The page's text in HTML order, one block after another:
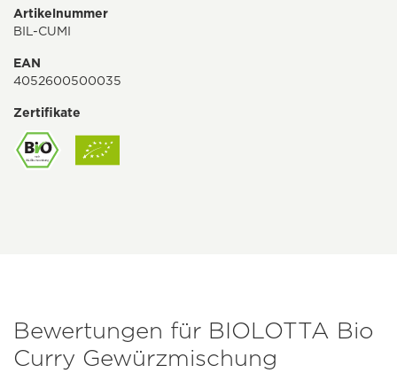
Artikelnummer
BIL-CUMI
EAN
4052600500035
Zertifikate
Bewertungen für BIOLOTTA Bio
Curry Gewürzmischung